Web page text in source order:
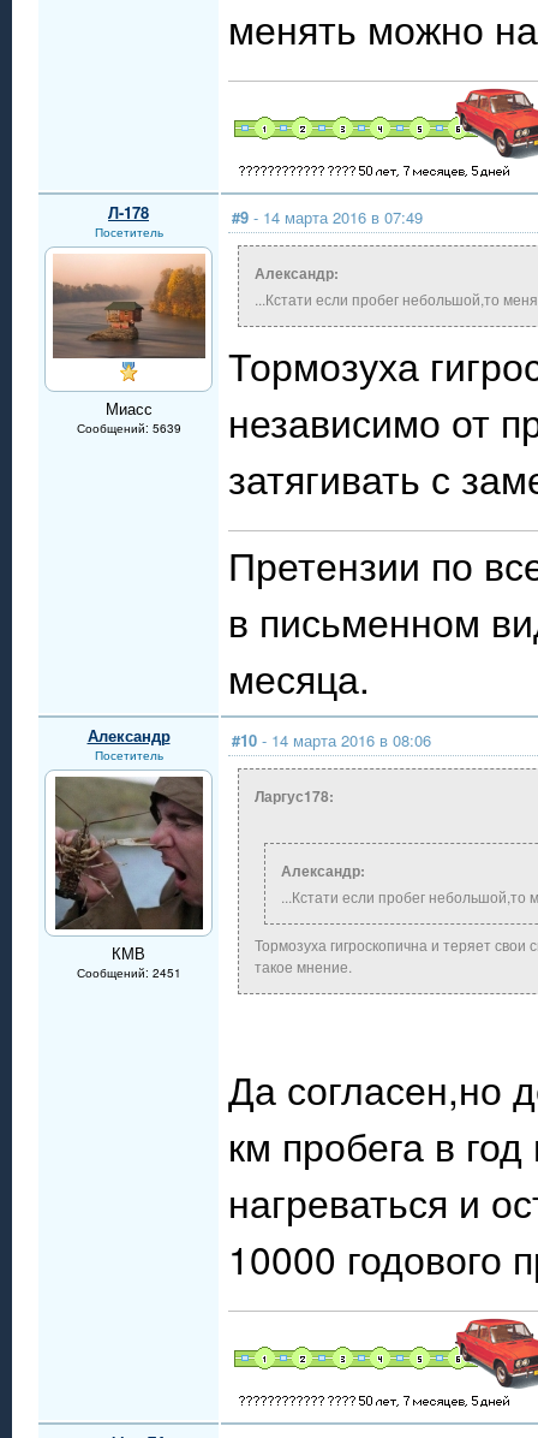
менять можно
Л-178
Посетитель
Миасс
Сообщений: 5639
#9 - 14 марта 2016 в 07:49
Александр:
...Кстати если пробег небольшой,то
Тормозуха
независимо от
затягивать с
Претензии по
в письменном
месяца.
Александр
Посетитель
КМВ
Сообщений: 2451
#10 - 14 марта 2016 в 08:06
Ларгус178:
Александр:
...Кстати если пробег небольшой,то
Тормозуха гигроскопична и теряет
такое мнение.
Да согласен,но
км пробега в
нагреваться и
10000 годового